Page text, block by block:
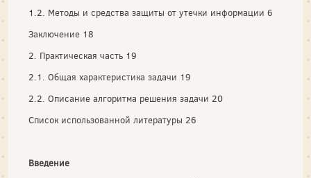
1.2. Методы и средства защиты от утечки информации 6
Заключение 18
2. Практическая часть 19
2.1. Общая характеристика задачи 19
2.2. Описание алгоритма решения задачи 20
Список использованной литературы 26
Введение